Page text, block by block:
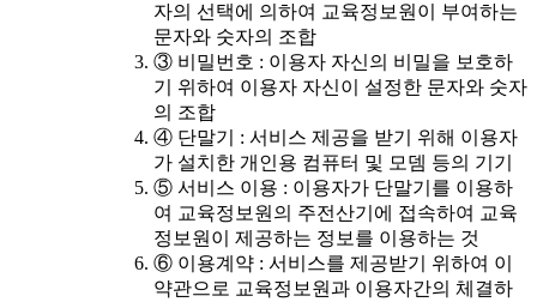
자의 선택에 의하여 교육정보원이 부여하는
문자와 숫자의 조합
③ 비밀번호 : 이용자 자신의 비밀을 보호하
기 위하여 이용자 자신이 설정한 문자와 숫자
의 조합
④ 단말기 : 서비스 제공을 받기 위해 이용자
가 설치한 개인용 컴퓨터 및 모뎀 등의 기기
⑤ 서비스 이용 : 이용자가 단말기를 이용하
여 교육정보원의 주전산기에 접속하여 교육
정보원이 제공하는 정보를 이용하는 것
⑥ 이용계약 : 서비스를 제공받기 위하여 이
약관으로 교육정보원과 이용자간의 체결하